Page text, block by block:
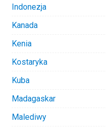
Indonezja
Kanada
Kenia
Kostaryka
Kuba
Madagaskar
Malediwy